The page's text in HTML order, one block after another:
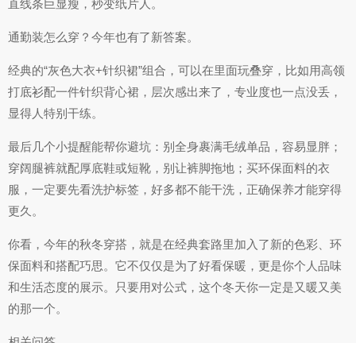
直线条巨显瘦，秒变纸片人。
通勤装怎么穿？今年也有了新答案。
经典的“灰色大衣+针织裙”组合，可以在里面玩叠穿，比如用高领
打底衫配一件针织背心裙，层次感出来了，专业度也一点没丢，
显得人特别干练。
最后几个小提醒能帮你避坑：别全身裹满毛绒单品，容易显胖；
穿阔腿裤就配厚底鞋或短靴，别让裤脚拖地；买环保面料的衣
服，一定要先看洗护标签，好多都不能干洗，正确保养才能穿得
更久。
你看，今年的秋冬穿搭，就是在经典套路里加入了新的色彩、环
保面料和搭配巧思。它不仅仅是为了好看保暖，更是你个人品味
和生活态度的展示。只要用对公式，这个冬天你一定是又暖又美
的那一个。